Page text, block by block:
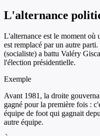
L'alternance
L'alternance est le moment où
est remplacé par un autre
(socialiste) a battu Valéry
l'élection présidentielle.
Exemple
Avant 1981, la droite
gagné pour la première fois :
équipe de foot qui gagnait
autre équipe.